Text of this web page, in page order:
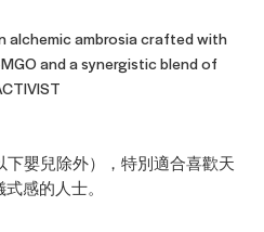
alchemic ambrosia crafted with
and a synergistic blend of
嬰兒除外），特別適合喜歡天
感的人士。